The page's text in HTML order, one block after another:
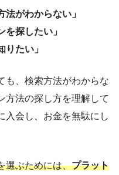
法がわからない」
を探したい」
りたい」
も、検索方法がわからな
方法の探し方を理解して
入会し、お金を無駄にし
選ぶためには、プラット